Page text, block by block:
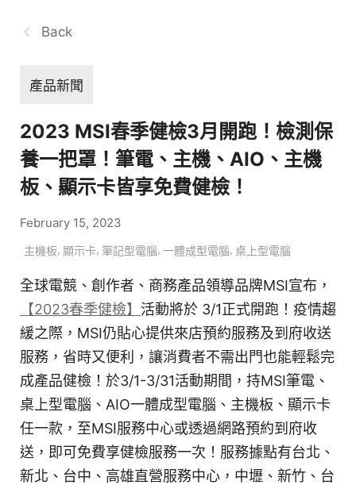
Back
產品新聞
2023 MSI春季健檢3月開跑！檢測保
養一把罩！筆電、主機、AIO、主機
板、顯示卡皆享免費健檢！
February 15, 2023
主機板, 顯示卡, 筆記型電腦, 一體成型電腦, 桌上型電腦
全球電競、創作者、商務產品領導品牌MSI宣布，
【2023春季健檢】 活動將於 3/1正式開跑！疫情趨
緩之際，MSI仍貼心提供來店預約服務及到府收送
服務，省時又便利，讓消費者不需出門也能輕鬆完
成產品健檢！於3/1-3/31活動期間，持MSI筆電、
桌上型電腦、AIO一體成型電腦、主機板、顯示卡
任一款，至MSI服務中心或透過網路預約到府收
送，即可免費享健檢服務一次！服務據點有台北、
新北、台中、高雄直營服務中心，中壢、新竹、台